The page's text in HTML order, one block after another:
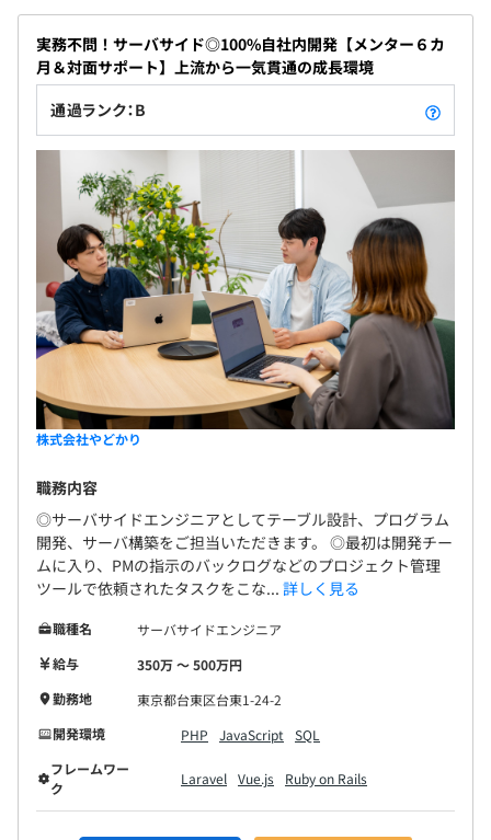
実務不問！サーバサイド◎100%自社内開発【メンター６カ
月＆対面サポート】上流から一気貫通の成長環境
通過ランク：B
株式会社やどかり
職務内容
◎サーバサイドエンジニアとしてテーブル設計、プログラム
開発、サーバ構築をご担当いただきます。 ◎最初は開発チー
ムに入り、PMの指示のバックログなどのプロジェクト管理
ツールで依頼されたタスクをこな... 詳しく見る
職種名
サーバサイドエンジニア
給与
350万 〜 500万円
勤務地
東京都台東区台東1-24-2
開発環境
PHP JavaScript
SQL
フレームワー
ク
Laravel Vue.js Ruby on Rails